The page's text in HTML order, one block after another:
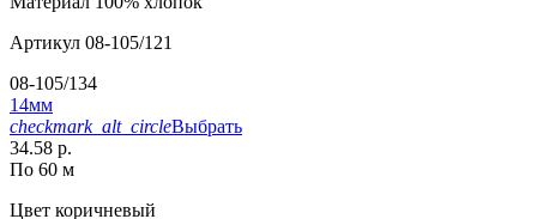
Артикул 08-105/121
08-105/134
14мм
checkmark_alt_circleВыбрать
34.58 р.
По 60 м
Цвет коричневый